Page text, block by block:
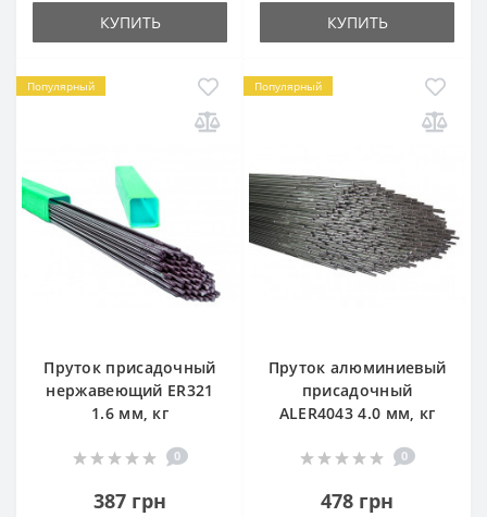
КУПИТЬ КУПИТЬ
Популярный
Пруток присадочный
нержавеющий ER321
1.6 мм, кг
0
387 грн
Популярный
Пруток алюминиевый
присадочный
ALER4043 4.0 мм, кг
0
478 грн